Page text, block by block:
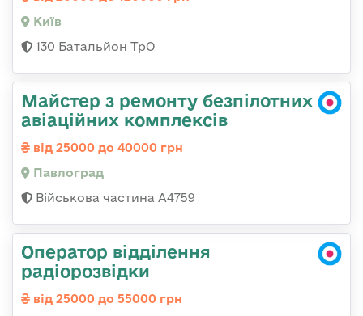
Київ
130 Батальйон ТрО
Майстер з ремонту безпілотних
авіаційних комплексів
від 25000 до 40000 грн
Павлоград
Військова частина А4759
Оператор відділення
радіорозвідки
від 25000 до 55000 грн